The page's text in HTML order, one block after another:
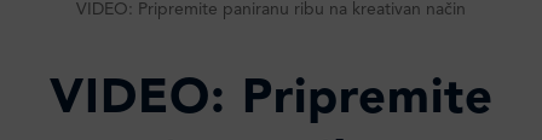
VIDEO: Pripremite paniranu ribu na kreativan način
VIDEO: Pripremite